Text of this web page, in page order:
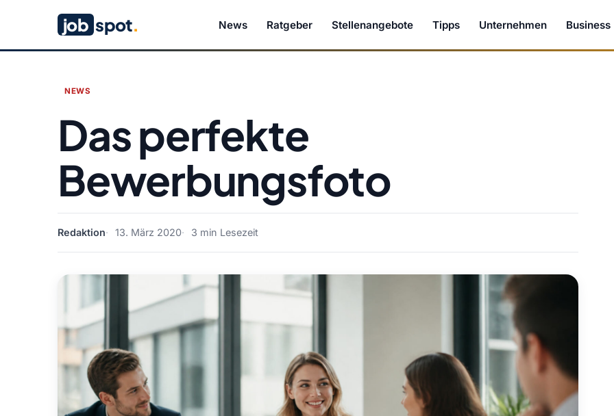
job spot. News Ratgeber Stellenangebote Tipps Unternehmen Business
NEWS
Das perfekte
Bewerbungsfoto
Redaktion 13. März 2020 3 min Lesezeit